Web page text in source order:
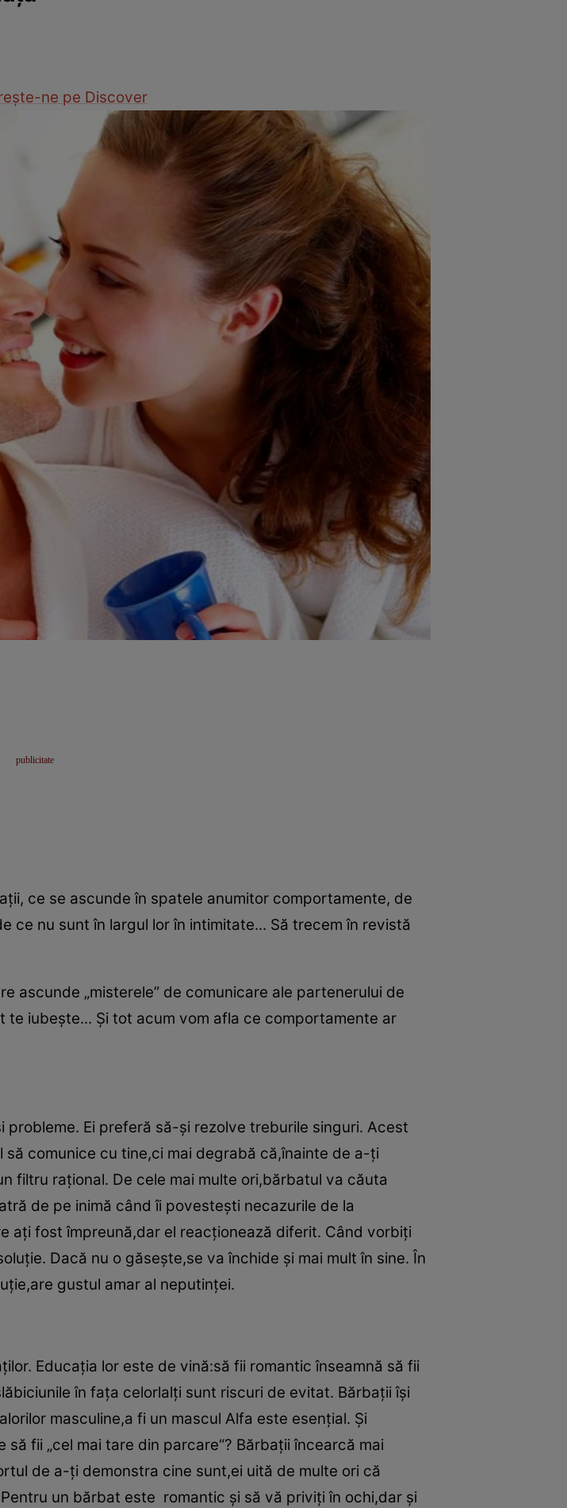
ne pe Discover
ce se ascunde în spatele anumitor comportamente, de
ce nu sunt în largul lor în intimitate... Să trecem în revistă
ascunde „misterele” de comunicare ale partenerului de
iubeşte... Şi tot acum vom afla ce comportamente ar
Ei preferă să-şi rezolve treburile singuri. Acest
comunice cu tine,ci mai degrabă că,înainte de a-ţi
filtru raţional. De cele mai multe ori,bărbatul va căuta
de pe inimă când îi povesteşti necazurile de la
aţi fost împreună,dar el reacţionează diferit. Când vorbiţi
Dacă nu o găseşte,se va închide şi mai mult în sine. În
gustul amar al neputinţei.
Educaţia lor este de vină:să fii romantic înseamnă să fii
în faţa celorlalţi sunt riscuri de evitat. Bărbaţii îşi
masculine,a fi un mascul Alfa este esenţial. Şi
fii „cel mai tare din parcare“? Bărbaţii încearcă mai
de a-ţi demonstra cine sunt,ei uită de multe ori că
un bărbat este romantic şi să vă priviţi în ochi,dar şi